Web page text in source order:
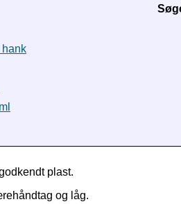
hank
plast.
og låg.